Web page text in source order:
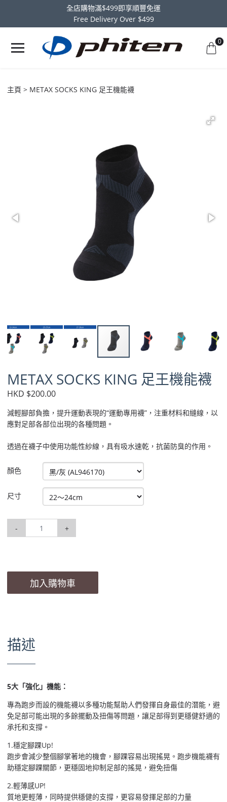
全店購物滿$499即享順豐免運
Free Delivery Over $499
0
主頁 METAX SOCKS KING 足王機能襪
METAX SOCKS KING 足王機能襪
HKD $200.00
減輕腳部負擔，提升運動表現的“運動專用襪”，注重材料和縫線，以
應對足部各部位出現的各種問題。
透過在襪子中使用功能性紗線，具有吸水速乾，抗菌防臭的作用。
顏色
尺寸
- +
加入購物車
描述
5大「強化」機能：
專為跑步而設的機能襪以多種功能幫助人們發揮自身最佳的潛能，避
免足部可能出現的多餘擺動及扭傷等問題，讓足部得到更穩健舒適的
承托和支撐。
1.穩定腳踝Up!
跑步會減少整個腳掌著地的機會，腳踝容易出現搖晃。跑步機能襪有
助穩定腳踝關節，更穩固地抑制足部的搖晃，避免扭傷
2.輕薄感UP!
質地更輕薄，同時提供穩健的支撐，更容易發揮足部的力量